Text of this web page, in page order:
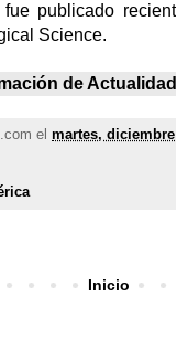
publicado
Science.
de
el martes, diciembre
Inicio